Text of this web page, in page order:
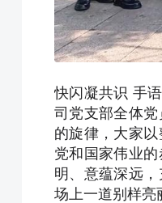
快闪凝共识 手
司党支部全体
的旋律，大家
党和国家伟业
明、意蕴深远
场上一道别样亮